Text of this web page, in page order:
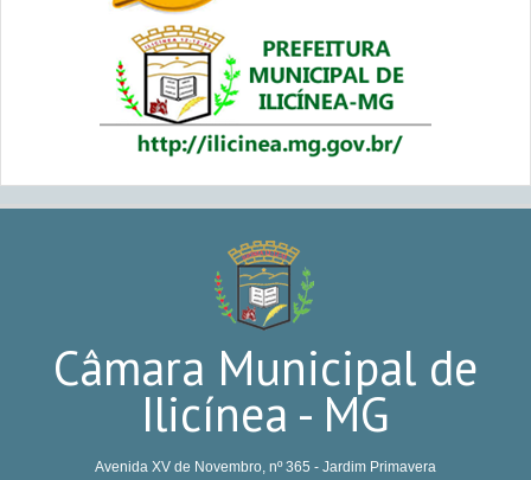
Câmara Municipal de
Ilicínea - MG
Avenida XV de Novembro, nº 365 - Jardim Primavera